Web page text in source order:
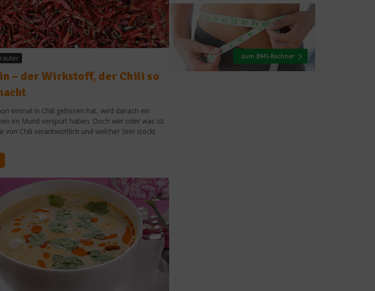
– der Wirkstoff, der Chili so
einmal in Chili gebissen hat, wird danach ein
im Mund verspürt haben. Doch wer oder was ist
von Chili verantwortlich und welcher Sinn steckt